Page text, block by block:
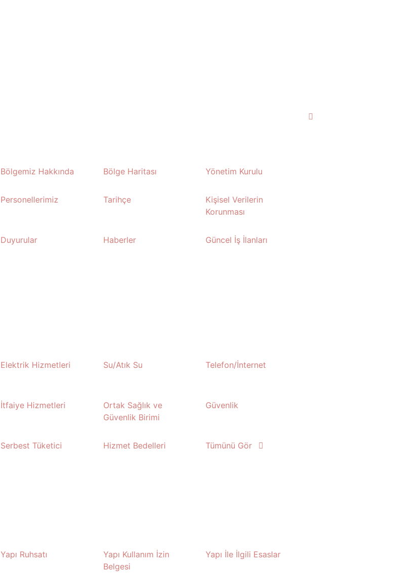
Bölgemiz Hakkında Bölge Haritası Yönetim Kurulu
Personellerimiz Tarihçe
Kişisel Verilerin
Korunması
Duyurular Haberler Güncel İş İlanları
Elektrik Hizmetleri Su/Atık Su Telefon/İnternet
İtfaiye Hizmetleri
Ortak Sağlık ve
Güvenlik Birimi
Güvenlik
Serbest Tüketici Hizmet Bedelleri Tümünü Gör
Yapı Ruhsatı
Yapı Kullanım İzin
Belgesi
Yapı İle İlgili Esaslar